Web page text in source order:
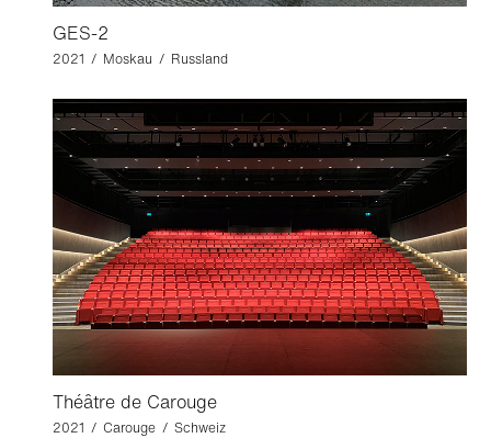
GES-2
2021 / Moskau / Russland
Théâtre de Carouge
2021 / Carouge / Schweiz